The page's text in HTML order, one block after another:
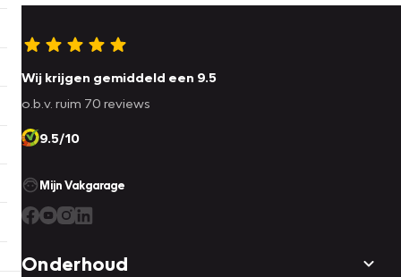
Wij krijgen gemiddeld een 9.5
o.b.v. ruim 70 reviews
9.5/10
Mijn Vakgarage
Onderhoud